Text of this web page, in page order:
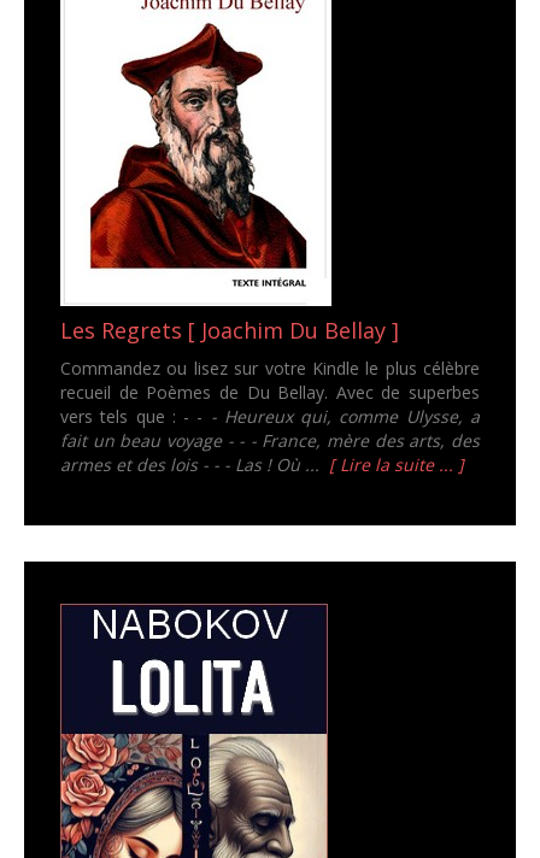
Les Regrets [ Joachim Du Bellay ]
Commandez ou lisez sur votre Kindle le plus célèbre
recueil de Poèmes de Du Bellay. Avec de superbes
vers tels que : - - - Heureux qui, comme Ulysse, a
fait un beau voyage - - - France, mère des arts, des
armes et des lois - - - Las ! Où ... [ Lire la suite ... ]